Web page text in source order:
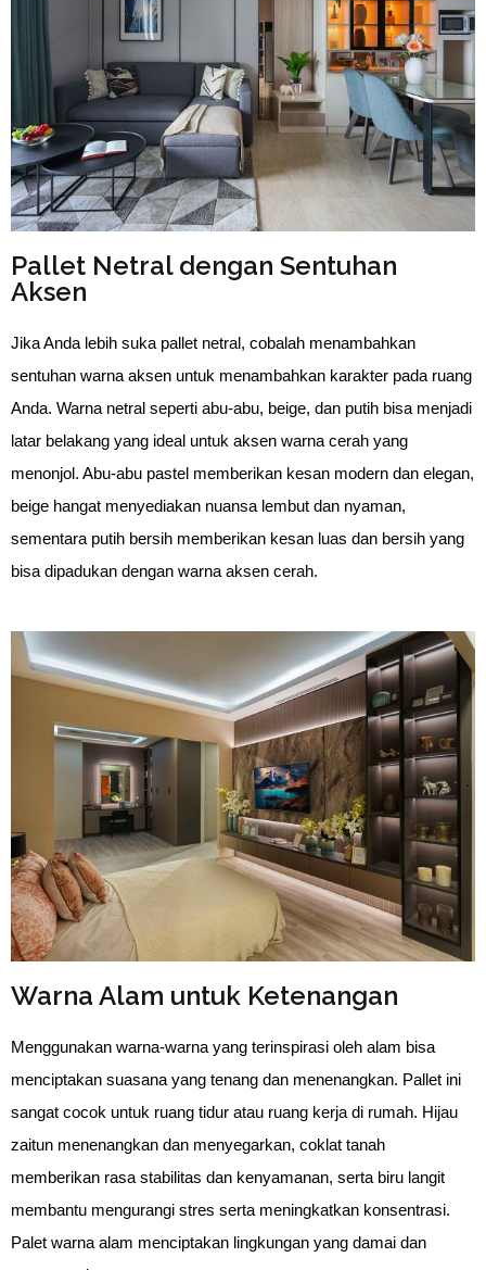
Pallet Netral dengan Sentuhan
Aksen
Jika Anda lebih suka pallet netral, cobalah menambahkan
sentuhan warna aksen untuk menambahkan karakter pada ruang
Anda. Warna netral seperti abu-abu, beige, dan putih bisa menjadi
latar belakang yang ideal untuk aksen warna cerah yang
menonjol. Abu-abu pastel memberikan kesan modern dan elegan,
beige hangat menyediakan nuansa lembut dan nyaman,
sementara putih bersih memberikan kesan luas dan bersih yang
bisa dipadukan dengan warna aksen cerah.
Warna Alam untuk Ketenangan
Menggunakan warna-warna yang terinspirasi oleh alam bisa
menciptakan suasana yang tenang dan menenangkan. Pallet ini
sangat cocok untuk ruang tidur atau ruang kerja di rumah. Hijau
zaitun menenangkan dan menyegarkan, coklat tanah
memberikan rasa stabilitas dan kenyamanan, serta biru langit
membantu mengurangi stres serta meningkatkan konsentrasi.
Palet warna alam menciptakan lingkungan yang damai dan